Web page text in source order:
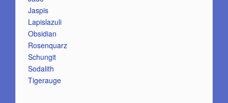
Jaspis
Lapislazuli
Obsidian
Rosenquarz
Schungit
Sodalith
Tigerauge